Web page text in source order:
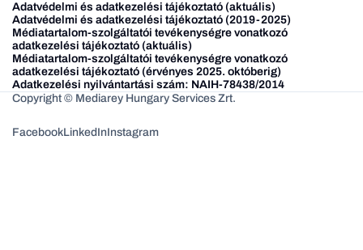
Adatvédelmi és adatkezelési tájékoztató (aktuális)
Adatvédelmi és adatkezelési tájékoztató (2019-2025)
Médiatartalom-szolgáltatói tevékenységre vonatkozó
adatkezelési tájékoztató (aktuális)
Médiatartalom-szolgáltatói tevékenységre vonatkozó
adatkezelési tájékoztató (érvényes 2025. októberig)
Adatkezelési nyilvántartási szám: NAIH-78438/2014
Copyright © Mediarey Hungary Services Zrt.
FacebookLinkedInInstagram